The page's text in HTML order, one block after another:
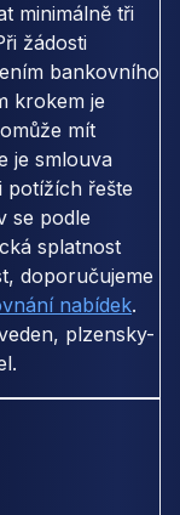
minimálně tři
žádosti
bankovního
krokem je
mít
je smlouva
potížích řešte
se podle
splatnost
doporučujeme
nabídek.
plzensky-